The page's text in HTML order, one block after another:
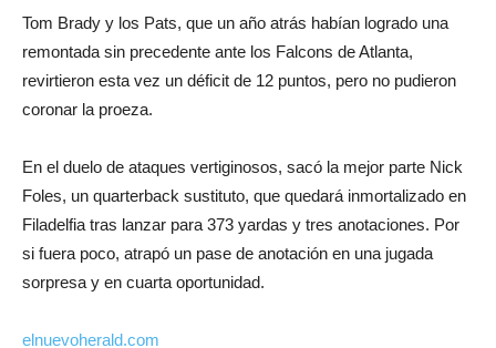
Tom Brady y los Pats, que un año atrás habían logrado una
remontada sin precedente ante los Falcons de Atlanta,
revirtieron esta vez un déficit de 12 puntos, pero no pudieron
coronar la proeza.
En el duelo de ataques vertiginosos, sacó la mejor parte Nick
Foles, un quarterback sustituto, que quedará inmortalizado en
Filadelfia tras lanzar para 373 yardas y tres anotaciones. Por
si fuera poco, atrapó un pase de anotación en una jugada
sorpresa y en cuarta oportunidad.
elnuevoherald.com